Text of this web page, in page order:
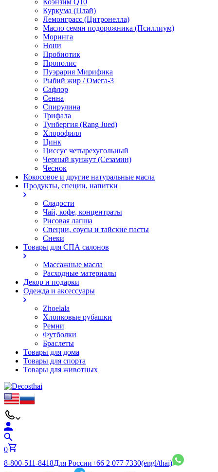
Коэнзим Q10
Куркума (Плай)
Лемонграсс (Цитронелла)
Масло семян подорожника (Псиллиум)
Моринга
Нони
Пробиотик
Прополис
Пуэрария Мирифика
Рыбий жир / Омега-3
Сафлор
Сенна
Спирулина
Трифала
Тунбергия (Rang Jued)
Хлорофилл
Цинк
Циссус четырехугольный
Черный кунжут (Сезамин)
Чеснок
Кокосовое и другие натуральные масла
Продукты, специи, напитки
Сладости
Чай, кофе, концентраты
Рисовая лапша
Специи, соусы и тайские пасты
Снеки
Товары для СПА салонов
Массажные масла
Расходные материалы
Декор и подарки
Одежда и аксессуары
Zhoelala
Хлопковые рубашки
Ремни
Футболки
Браслеты
Товары для дома
Товары для спорта
Товары для животных
0
8-800-511-8418Для России+66 2 077 7330(engl/thai)